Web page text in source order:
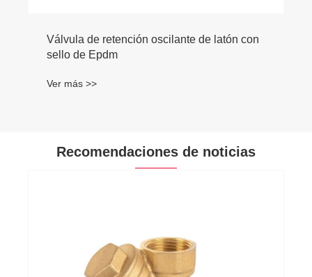
Válvula de retención oscilante de latón con
sello de Epdm
Ver más >>
Recomendaciones de noticias